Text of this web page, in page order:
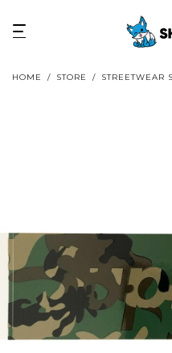
HOME / STORE / STREETWEAR